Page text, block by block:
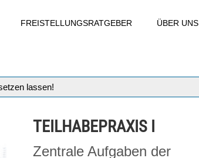
FREISTELLUNGSRATGEBER ÜBER UNS
lassen!
TEILHABEPRAXIS I
Zentrale Aufgaben der